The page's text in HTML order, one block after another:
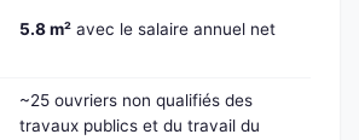
5.8 m² avec le salaire annuel net
~25 ouvriers non qualifiés des
travaux publics et du travail du